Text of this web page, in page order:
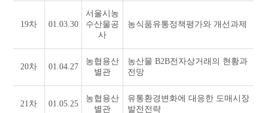
19차 01.03.30
서울시농
수산물공
사
농식품유통정책평가와 개선과제
20차 01.04.27
농협용산
별관
농산물 B2B전자상거래의 현황과
전망
21차 01.05.25
농협용산
별관
유통환경변화에 대응한 도매시장
발전전략